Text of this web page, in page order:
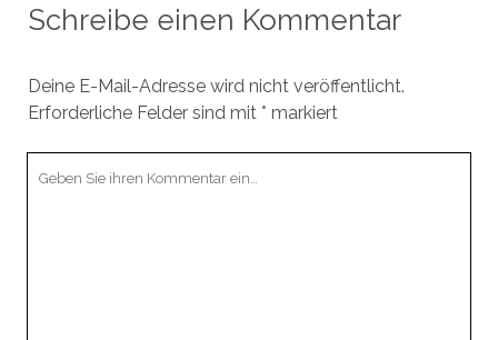
Schreibe einen Kommentar
Deine E-Mail-Adresse wird nicht veröffentlicht.
Erforderliche Felder sind mit * markiert